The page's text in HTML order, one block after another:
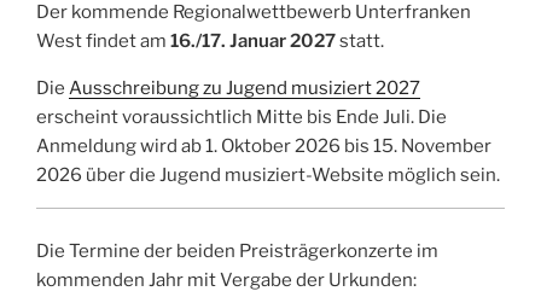
Der kommende Regionalwettbewerb Unterfranken
West findet am 16./17. Januar 2027statt.
Die Ausschreibung zu Jugend musiziert 2027
erscheint voraussichtlich Mitte bis Ende Juli. Die
Anmeldung wird ab 1. Oktober 2026 bis 15. November
2026 über die Jugend musiziert-Website möglich sein.
Die Termine der beiden Preisträgerkonzerte im
kommenden Jahr mit Vergabe der Urkunden: